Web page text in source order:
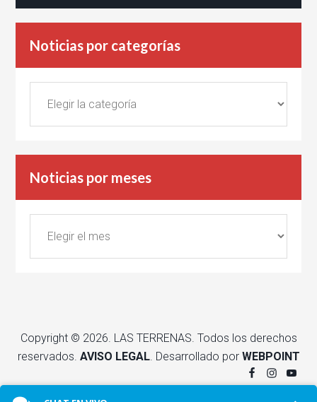
Noticias por categorías
categorías
Noticias por meses
meses
Copyright © 2026. LAS TERRENAS. Todos los derechos
reservados. AVISO LEGAL. Desarrollado por WEBPOINT